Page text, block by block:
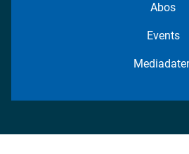
Abos
Events